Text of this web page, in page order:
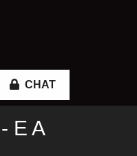
CHAT
E A